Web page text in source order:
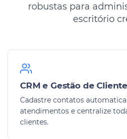
robustas para
escritório
CRM e Gestão de
Cadastre contatos
atendimentos e centralize
clientes.